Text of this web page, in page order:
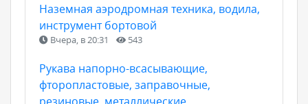
Наземная аэродромная техника, водила,
инструмент бортовой
Вчера, в 20:31 543
Рукава напорно-всасывающие,
фторопластовые, заправочные,
резиновые, металлические